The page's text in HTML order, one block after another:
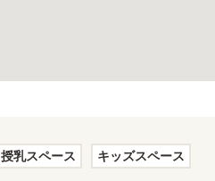
授乳スペース キッズスペース